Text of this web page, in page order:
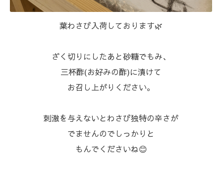
葉わさび入荷しております🌿
ざく切りにしたあと砂糖でもみ、
三杯酢(お好みの酢)に漬けて
お召し上がりください。
刺激を与えないとわさび独特の辛さが
でませんのでしっかりと
もんでくださいね😊